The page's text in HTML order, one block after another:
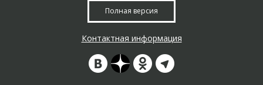
Полная версия
Контактная информация